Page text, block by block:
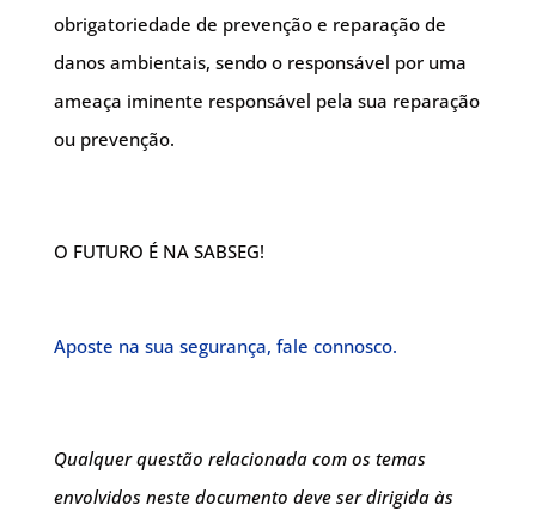
obrigatoriedade de prevenção e reparação de
danos ambientais, sendo o responsável por uma
ameaça iminente responsável pela sua reparação
ou prevenção.
O FUTURO É NA SABSEG!
Aposte na sua segurança, fale connosco.
Qualquer questão relacionada com os temas
envolvidos neste documento deve ser dirigida às